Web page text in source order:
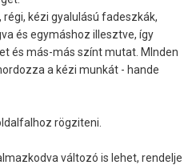
kézi gyalulású fadeszkák,
és egymáshoz illesztve, így
és más-más színt mutat. MInden
a kézi munkát - hande
rögziteni.
változó is lehet, rendelje